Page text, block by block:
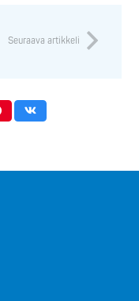
Seuraava artikkeli